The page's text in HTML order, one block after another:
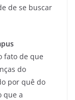
de se buscar
fato de que
do
por quê do
que a